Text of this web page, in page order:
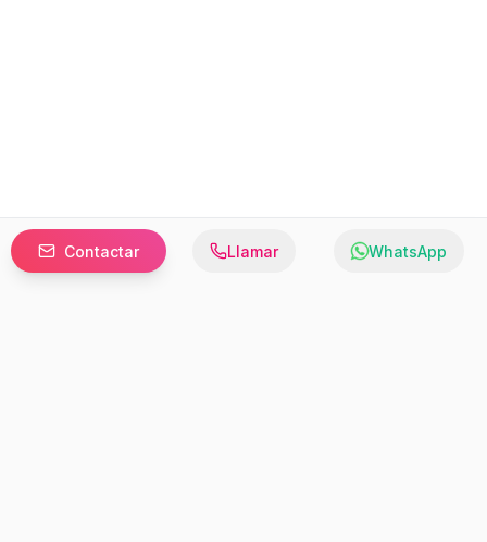
Contactar Llamar WhatsApp